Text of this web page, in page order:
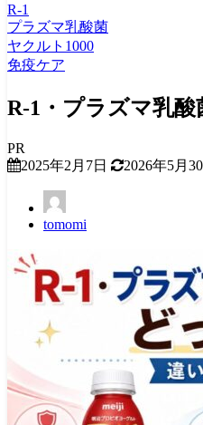
R-1
プラズマ乳酸菌
ヤクルト1000
免疫ケア
R-1・プラズマ乳
PR
2025年2月7日
2026年5月
tomomi